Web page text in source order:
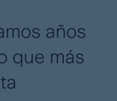
años
que más